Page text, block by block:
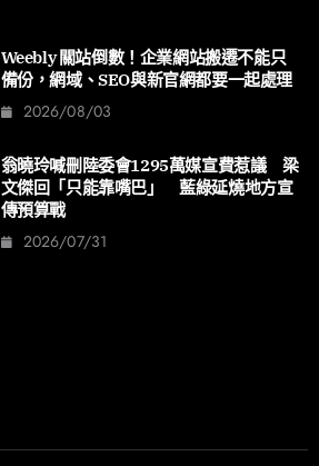
Weebly 關站倒數！企業網站搬遷不能只
備份，網域、SEO與新官網都要一起處理
2026/08/03
翁曉玲喊刪陸委會1295萬媒宣費惹議 梁
文傑回「只能靠嘴巴」 藍綠延燒地方宣
傳預算戰
2026/07/31